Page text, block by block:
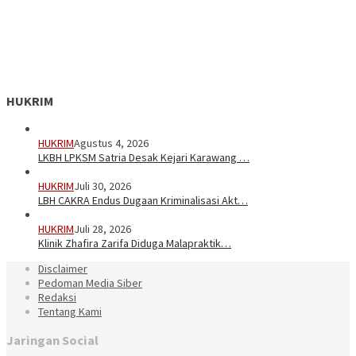
HUKRIM
HUKRIMAgustus 4, 2026
LKBH LPKSM Satria Desak Kejari Karawang …
HUKRIMJuli 30, 2026
LBH CAKRA Endus Dugaan Kriminalisasi Akt…
HUKRIMJuli 28, 2026
Klinik Zhafira Zarifa Diduga Malapraktik…
Disclaimer
Pedoman Media Siber
Redaksi
Tentang Kami
Jaringan Social